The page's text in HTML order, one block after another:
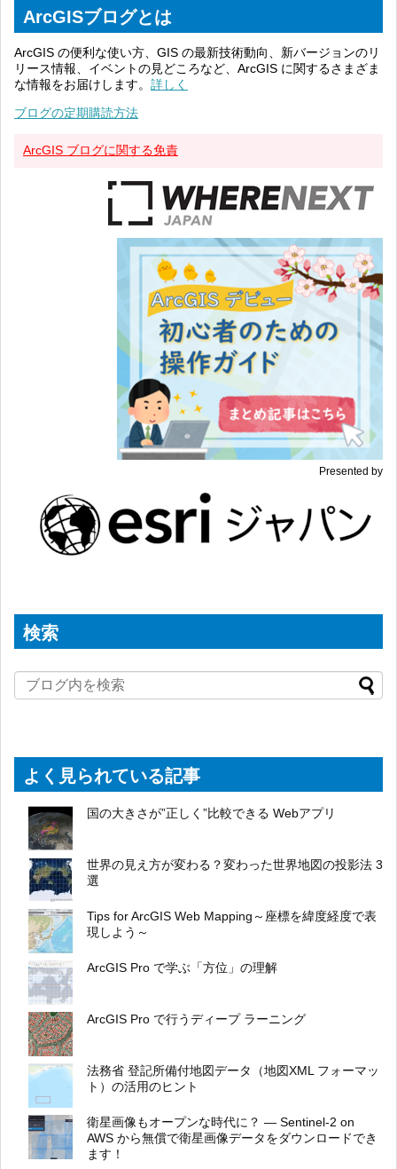
ArcGISブログとは
ArcGIS の便利な使い方、GIS の最新技術動向、新バージョンのリ
リース情報、イベントの見どころなど、ArcGIS に関するさまざま
な情報をお届けします。 詳しく
ブログの定期購読方法
ArcGIS ブログに関する免責
Presented by
検索
よく見られている記事
国の大きさが”正しく”比較できる Webアプリ
世界の見え方が変わる？変わった世界地図の投影法 3
選
Tips for ArcGIS Web Mapping～座標を緯度経度で表
現しよう～
ArcGIS Pro で学ぶ「方位」の理解
ArcGIS Pro で行うディープ ラーニング
法務省 登記所備付地図データ（地図XML フォーマッ
ト）の活用のヒント
衛星画像もオープンな時代に？ ― Sentinel-2 on
AWS から無償で衛星画像データをダウンロードでき
ます！